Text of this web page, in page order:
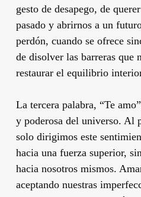
gesto de desapego, de
pasado y abrirnos a un
perdón, cuando se ofrece
de disolver las barreras que
restaurar el equilibrio
La tercera palabra, “Te
y poderosa del universo. Al
solo dirigimos este
hacia una fuerza superior,
hacia nosotros mismos.
aceptando nuestras